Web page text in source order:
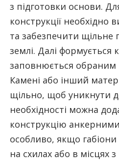
з підготовки основи.
конструкції необхідно
та забезпечити щільне
землі. Далі формується
заповнюється
Камені або інший
щільно, щоб уникнути
необхідності можна
конструкцію
особливо, якщо
на схилах або в місцях